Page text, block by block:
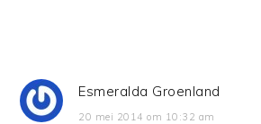
Esmeralda Groenland
20 mei 2014 om 10:32 am